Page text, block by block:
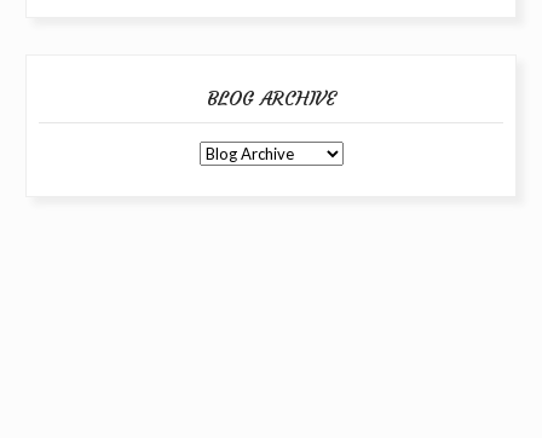
BLOG ARCHIVE